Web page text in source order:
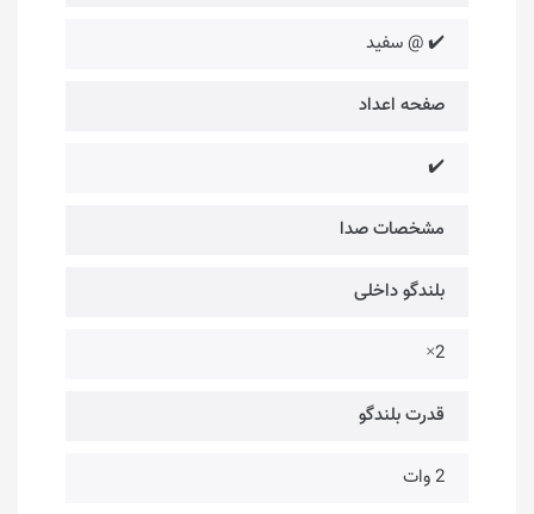
✔️ @ سفید
صفحه اعداد
✔️
مشخصات صدا
بلندگو داخلی
2×
قدرت بلندگو
2 وات